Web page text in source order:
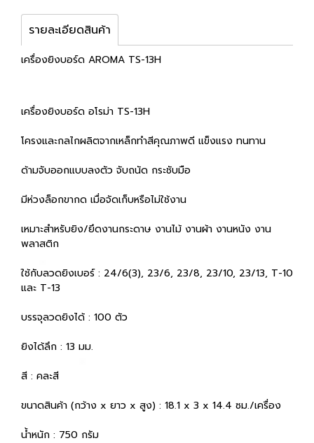
รายละเอียดสินค้า
เครื่องยิงบอร์ด AROMA TS-13H
เครื่องยิงบอร์ด อโรม่า TS-13H
โครงและกลไกผลิตจากเหล็กทำสีคุณภาพดี แข็งแรง ทนทาน
ด้ามจับออกแบบลงตัว จับถนัด กระชับมือ
มีห่วงล็อกขากด เมื่อจัดเก็บหรือไม่ใช้งาน
เหมาะสำหรับยิง/ยึดงานกระดาษ งานไม้ งานผ้า งานหนัง งาน
พลาสติก
ใช้กับลวดยิงเบอร์ : 24/6(3), 23/6, 23/8, 23/10, 23/13, T-10
และ T-13
บรรจุลวดยิงได้ : 100 ตัว
ยิงได้ลึก : 13 มม.
สี : คละสี
ขนาดสินค้า (กว้าง x ยาว x สูง) : 18.1 x 3 x 14.4 ซม./เครื่อง
น้ำหนัก : 750 กรัม